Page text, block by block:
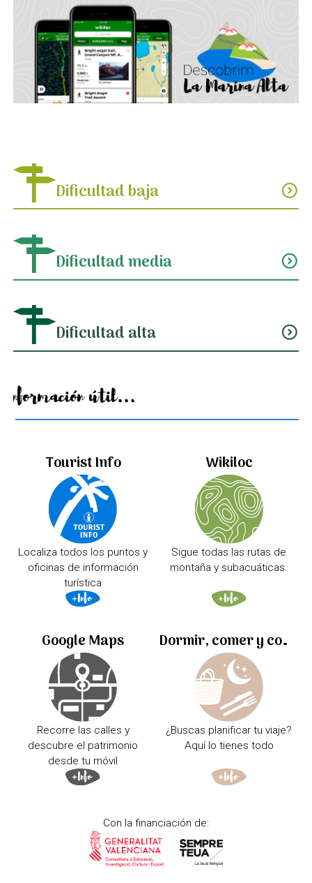
Dificultad baja expand_circle_down
Dificultad media expand_circle_down
Dificultad alta expand_circle_down
Información útil...
Tourist Info
Localiza todos los puntos y
oficinas de información
turística
Wikiloc
Sigue todas las rutas de
montaña y subacuáticas.
Google Maps
Recorre las calles y
descubre el patrimonio
desde tu móvil
Dormir, comer y comprar
¿Buscas planificar tu viaje?
Aquí lo tienes todo
Con la financiación de: